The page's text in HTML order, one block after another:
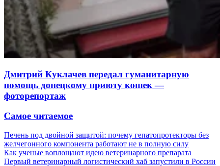
Дмитрий Куклачев передал гуманитарную
помощь донецкому приюту кошек —
фоторепортаж
Самое читаемое
Печень под двойной защитой: почему гепатопротекторы без
желчегонного компонента работают не в полную силу
Как ученые воплощают идею ветеринарного препарата
Первый ветеринарный логистический хаб запустили в России